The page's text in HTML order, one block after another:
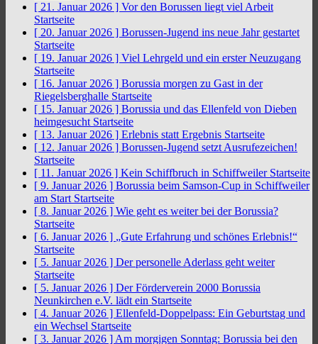
[ 21. Januar 2026 ] Vor den Borussen liegt viel Arbeit
Startseite
[ 20. Januar 2026 ] Borussen-Jugend ins neue Jahr gestartet
Startseite
[ 19. Januar 2026 ] Viel Lehrgeld und ein erster Neuzugang
Startseite
[ 16. Januar 2026 ] Borussia morgen zu Gast in der
Riegelsberghalle Startseite
[ 15. Januar 2026 ] Borussia und das Ellenfeld von Dieben
heimgesucht Startseite
[ 13. Januar 2026 ] Erlebnis statt Ergebnis Startseite
[ 12. Januar 2026 ] Borussen-Jugend setzt Ausrufezeichen!
Startseite
[ 11. Januar 2026 ] Kein Schiffbruch in Schiffweiler Startseite
[ 9. Januar 2026 ] Borussia beim Samson-Cup in Schiffweiler
am Start Startseite
[ 8. Januar 2026 ] Wie geht es weiter bei der Borussia?
Startseite
[ 6. Januar 2026 ] „Gute Erfahrung und schönes Erlebnis!“
Startseite
[ 5. Januar 2026 ] Der personelle Aderlass geht weiter
Startseite
[ 5. Januar 2026 ] Der Förderverein 2000 Borussia
Neunkirchen e.V. lädt ein Startseite
[ 4. Januar 2026 ] Ellenfeld-Doppelpass: Ein Geburtstag und
ein Wechsel Startseite
[ 3. Januar 2026 ] Am morgigen Sonntag: Borussia bei den